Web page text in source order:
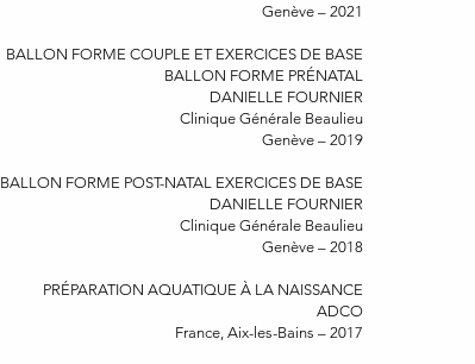
Genève – 2021
BALLON FORME COUPLE ET EXERCICES DE BASE
BALLON FORME PRÉNATAL
DANIELLE FOURNIER
Clinique Générale Beaulieu
Genève – 2019
BALLON FORME POST-NATAL EXERCICES DE BASE
DANIELLE FOURNIER
Clinique Générale Beaulieu
Genève – 2018
PRÉPARATION AQUATIQUE À LA NAISSANCE
ADCO
France, Aix-les-Bains – 2017